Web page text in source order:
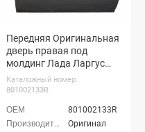
Передняя Оригинальная
дверь правая под
молдинг Лада Ларгус
(неокрашенная)
Каталожный номер:
801002133R
801002133R
Оригинал